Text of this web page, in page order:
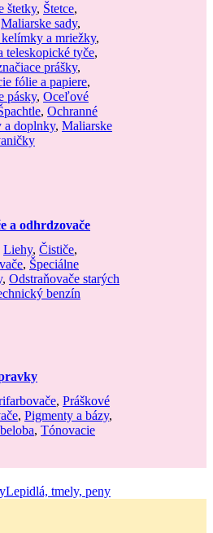
štetky, Štetce,
Maliarske sady,
a mriežky,
teleskopické tyče,
prášky,
fólie a papiere,
pásky, Oceľové
, Ochranné
a doplnky, Maliarske
a odhrdzovače
Liehy, Čističe,
, Špeciálne
, Odstraňovače starých
benzín
, Práškové
, Pigmenty a bázy,
, Tónovacie
Lepidlá, tmely, peny